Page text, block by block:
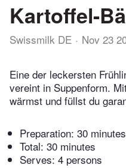
Kartoffel-
Swissmilk DE Nov 23
Eine der leckersten
vereint in Suppenform.
wärmst und füllst du
Preparation: 30 minutes
Total: 30 minutes
Serves: 4 persons